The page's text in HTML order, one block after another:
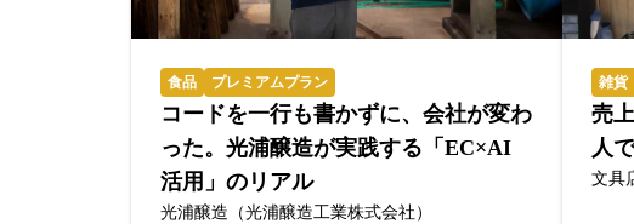
食品 プレミアムプラン
コードを一行も書かずに、会社が変わ
った。光浦醸造が実践する「EC×AI
活用」のリアル
光浦醸造（光浦醸造工業株式会社）
雑貨
売
人
文具